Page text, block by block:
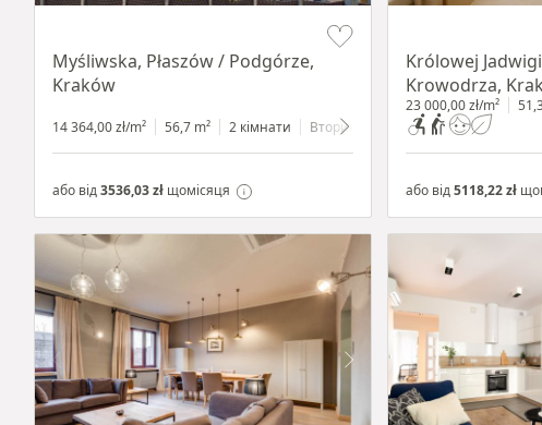
Myśliwska, Płaszów / Podgórze,
Kraków
14 364,00 zł/m² 56,7 m² 2 кімнати Вторинний 7 поверхів
або від3536,03 zł щомісяця
Królowej
Krowodrza,
23 000,00 zł/m²
або від5118,22 zł